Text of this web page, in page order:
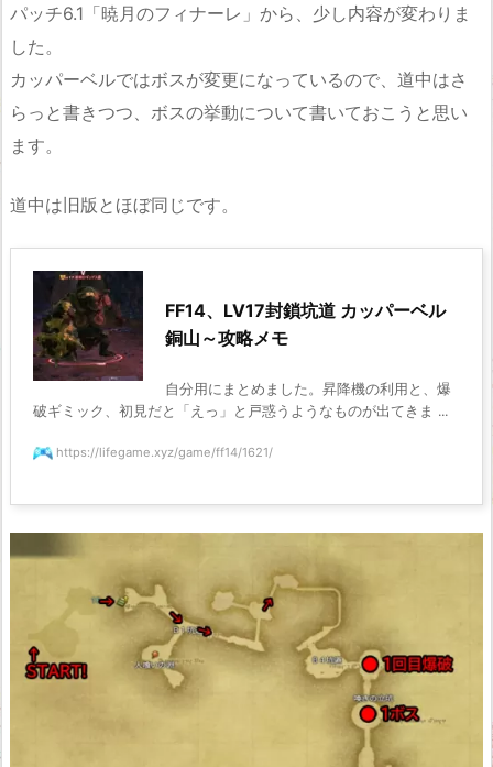
パッチ6.1「暁月のフィナーレ」から、少し内容が変わりま
した。
カッパーベルではボスが変更になっているので、道中はさ
らっと書きつつ、ボスの挙動について書いておこうと思い
ます。
道中は旧版とほぼ同じです。
FF14、LV17封鎖坑道 カッパーベル
銅山～攻略メモ
自分用にまとめました。昇降機の利用と、爆
破ギミック、初見だと「えっ」と戸惑うようなものが出てきま ...
https://lifegame.xyz/game/ff14/1621/